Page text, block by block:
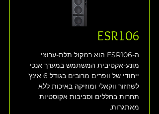
ESR106
ה-ESR106 הוא רמקול תלת-ערוצי
מונע-אקטיבית המשתמש במערך אנכי
ייחודי של וופרים מרובים בגודל 6 אינץ'
לשחזור ווקאלי ומוזיקה באיכות ללא
תחרות בחללים וסביבות אקוסטיות
מאתגרות.